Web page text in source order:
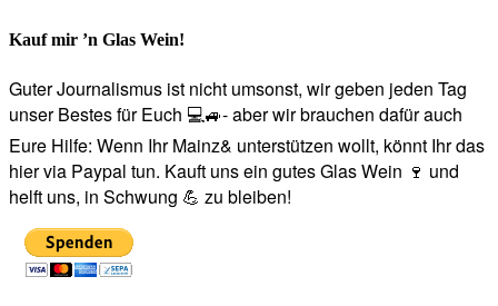
Kauf mir ’n Glas Wein!
Guter Journalismus ist nicht umsonst, wir geben jeden Tag
unser Bestes für Euch 💻🚙- aber wir brauchen dafür auch
Eure Hilfe: Wenn Ihr Mainz& unterstützen wollt, könnt Ihr das
hier via Paypal tun. Kauft uns ein gutes Glas Wein 🍷 und
helft uns, in Schwung 💪 zu bleiben!